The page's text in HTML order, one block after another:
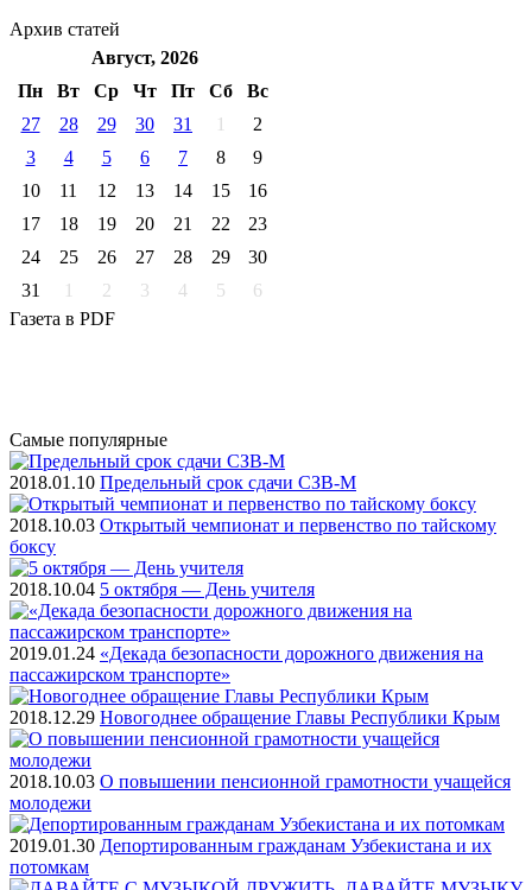
Архив статей
Август, 2026
Пн
Вт Ср Чт Пт Cб
Вс
27
28 29 30 31 1
2
3
4 5 6 7 8
9
10
11 12 13 14 15
16
17
18 19 20 21 22
23
24
25 26 27 28 29
30
31
1 2 3 4 5
6
Газета в PDF
Самые популярные
2018.01.10 Предельный срок сдачи СЗВ-М
2018.10.03 Открытый чемпионат и первенство по тайскому
боксу
2018.10.04 5 октября — День учителя
2019.01.24 «Декада безопасности дорожного движения на
пассажирском транспорте»
2018.12.29 Новогоднее обращение Главы Республики Крым
2018.10.03 О повышении пенсионной грамотности учащейся
молодежи
2019.01.30 Депортированным гражданам Узбекистана и их
потомкам